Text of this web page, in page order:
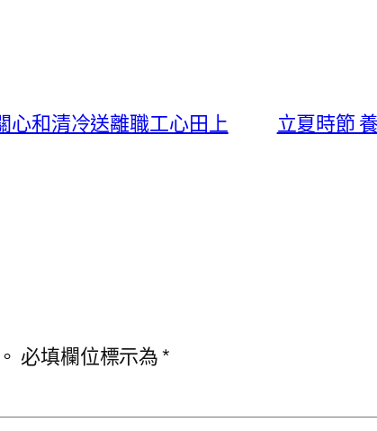
心和清冷送離職工心田上 立夏時節
必填欄位標示為*